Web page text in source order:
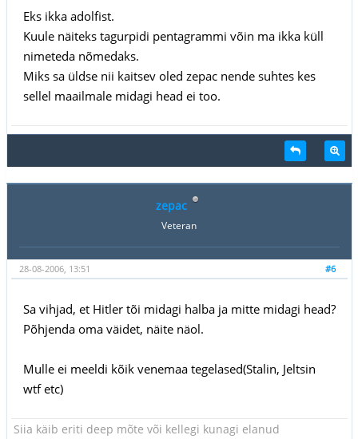
Eks ikka adolfist.
Kuule näiteks tagurpidi pentagrammi võin ma ikka küll
nimeteda nõmedaks.
Miks sa üldse nii kaitsev oled zepac nende suhtes kes
sellel maailmale midagi head ei too.
zepac
Veteran
#6
28-08-2006, 13:51
Sa vihjad, et Hitler tõi midagi halba ja mitte midagi head?
Põhjenda oma väidet, näite näol.
Mulle ei meeldi kõik venemaa tegelased(Stalin, Jeltsin
wtf etc)
Siia käib eriti deep mõte või kellegi kunagi elanud